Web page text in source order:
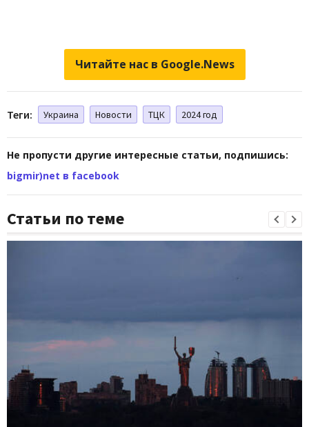
Читайте нас в Google.News
Теги: Украина Новости ТЦК 2024 год
Не пропусти другие интересные статьи, подпишись:
bigmir)net в facebook
Статьи по теме